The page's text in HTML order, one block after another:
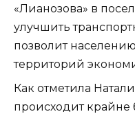
«Лианозова» в
улучшить
позволит
территорий
Как отметила
происходит крайне